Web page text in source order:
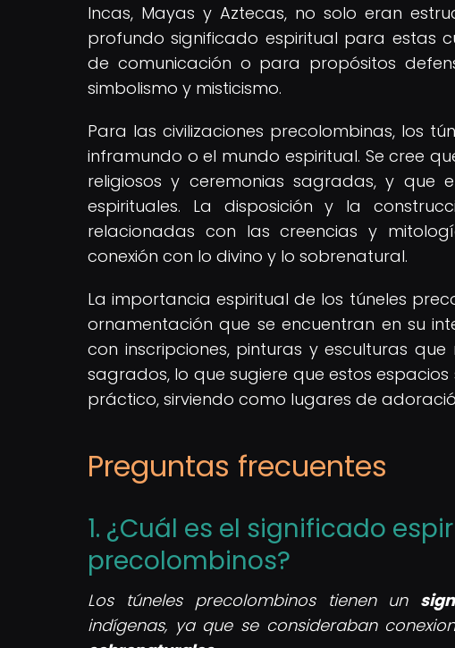
Incas, Mayas y Aztecas, no solo eran
profundo significado espiritual para estas
de comunicación o para propósitos
simbolismo y misticismo.
Para las civilizaciones precolombinas, los
inframundo o el mundo espiritual. Se cree
religiosos y ceremonias sagradas, y que
espirituales. La disposición y la
relacionadas con las creencias y
conexión con lo divino y lo sobrenatural.
La importancia espiritual de los túneles
ornamentación que se encuentran en su
con inscripciones, pinturas y esculturas
sagrados, lo que sugiere que estos
práctico, sirviendo como lugares de
Preguntas frecuentes
1. ¿Cuál es el significado
precolombinos?
Los túneles precolombinos tienen un
indígenas, ya que se consideraban